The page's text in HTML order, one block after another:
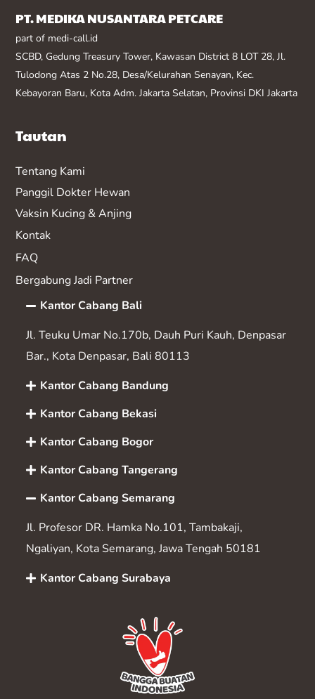
PT. MEDIKA NUSANTARA PETCARE
part of medi-call.id
SCBD, Gedung Treasury Tower, Kawasan District 8 LOT 28, Jl.
Tulodong Atas 2 No.28, Desa/Kelurahan Senayan, Kec.
Kebayoran Baru, Kota Adm. Jakarta Selatan, Provinsi DKI Jakarta
Tautan
Tentang Kami
Panggil Dokter Hewan
Vaksin Kucing & Anjing
Kontak
FAQ
Bergabung Jadi Partner
Kantor Cabang Bali
Jl. Teuku Umar No.170b, Dauh Puri Kauh, Denpasar
Bar., Kota Denpasar, Bali 80113
Kantor Cabang Bandung
Kantor Cabang Bekasi
Kantor Cabang Bogor
Kantor Cabang Tangerang
Kantor Cabang Semarang
Jl. Profesor DR. Hamka No.101, Tambakaji,
Ngaliyan, Kota Semarang, Jawa Tengah 50181
Kantor Cabang Surabaya